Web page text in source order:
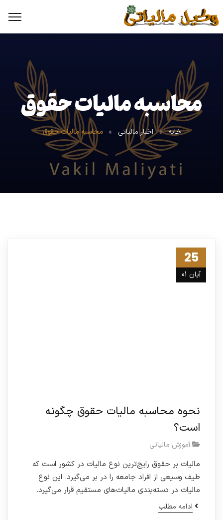
محاسبه مالیات حقوق
خانه » اخبار مالیاتی » محاسبه مالیات حقوق
25
آبان 01
نحوه محاسبه مالیات حقوق چگونه
است؟
آموزش مالیاتی
مالیات بر حقوق رایج‌ترین نوع مالیات در کشور است که
طیف وسیعی از افراد جامعه را در بر می‌گیرد. این نوع
مالیات در دسته‌بندی مالیات‌های مستقیم قرار می‌گیرد.
ادامه مطلب